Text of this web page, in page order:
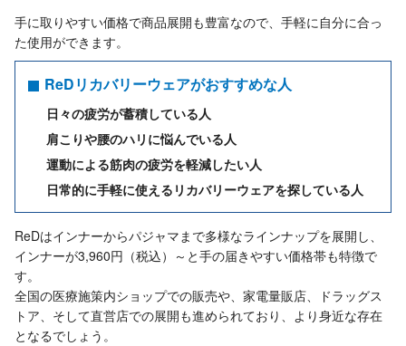
手に取りやすい価格で商品展開も豊富なので、手軽に自分に合っ
た使用ができます。
ReDリカバリーウェアがおすすめな人
日々の疲労が蓄積している人
肩こりや腰のハリに悩んでいる人
運動による筋肉の疲労を軽減したい人
日常的に手軽に使えるリカバリーウェアを探している人
ReDはインナーからパジャマまで多様なラインナップを展開し、
インナーが3,960円（税込）～と手の届きやすい価格帯も特徴で
す。
全国の医療施策内ショップでの販売や、家電量販店、ドラッグス
トア、そして直営店での展開も進められており、より身近な存在
となるでしょう。